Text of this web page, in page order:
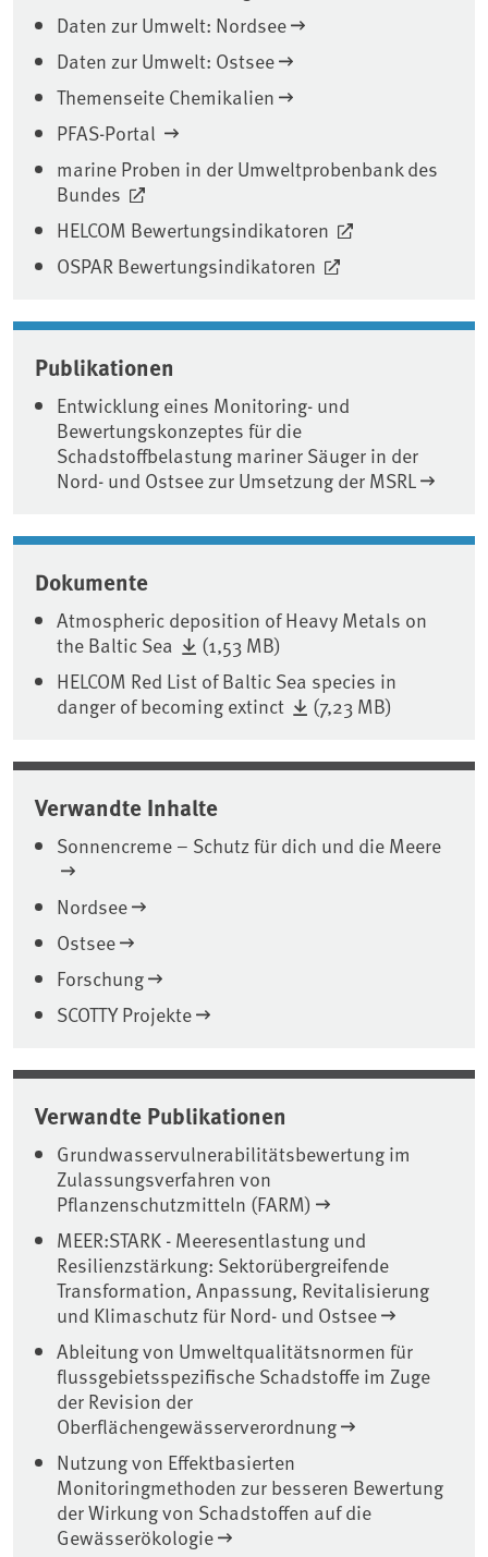
Daten zur Umwelt: Nordsee
Daten zur Umwelt: Ostsee
Themenseite Chemikalien
PFAS-Portal
marine Proben in der Umweltprobenbank des
Bundes
HELCOM Bewertungsindikatoren
OSPAR Bewertungsindikatoren
Publikationen
Entwicklung eines Monitoring- und
Bewertungskonzeptes für die
Schadstoffbelastung mariner Säuger in der
Nord- und Ostsee zur Umsetzung der MSRL
Dokumente
Atmospheric deposition of Heavy Metals on
the Baltic Sea
(1,53 MB)
HELCOM Red List of Baltic Sea species in
danger of becoming extinct
(7,23 MB)
Verwandte Inhalte
Sonnencreme – Schutz für dich und die Meere
Nordsee
Ostsee
Forschung
SCOTTY Projekte
Verwandte Publikationen
Grundwasservulnerabilitätsbewertung im
Zulassungsverfahren von
Pflanzenschutzmitteln (FARM)
MEER:STARK - Meeresentlastung und
Resilienzstärkung: Sektorübergreifende
Transformation, Anpassung, Revitalisierung
und Klimaschutz für Nord- und Ostsee
Ableitung von Umweltqualitätsnormen für
flussgebietsspezifische Schadstoffe im Zuge
der Revision der
Oberflächengewässerverordnung
Nutzung von Effektbasierten
Monitoringmethoden zur besseren Bewertung
der Wirkung von Schadstoffen auf die
Gewässerökologie